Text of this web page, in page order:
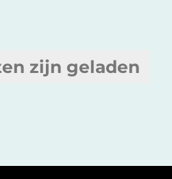
zijn geladen